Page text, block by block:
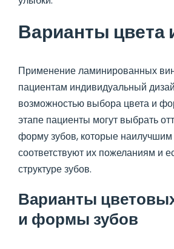
Варианты
Применение ламинированных
пациентам индивидуальный
возможностью выбора цвета и
этапе пациенты могут выбрать
форму зубов, которые
соответствуют их пожеланиям и
структуре зубов.
Варианты
и формы зубов